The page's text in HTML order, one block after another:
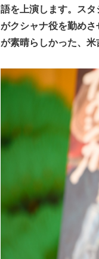
語を上演します。ス
がクシャナ役を勤め
が素晴らしかった、米